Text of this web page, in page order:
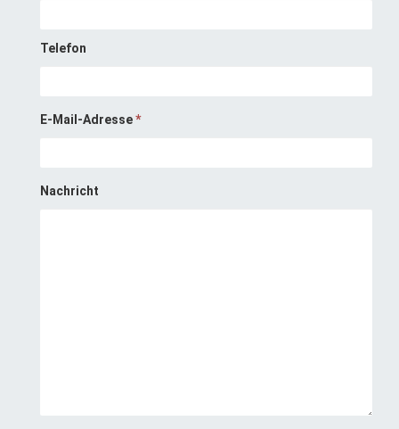
Telefon
E-Mail-Adresse*
Nachricht